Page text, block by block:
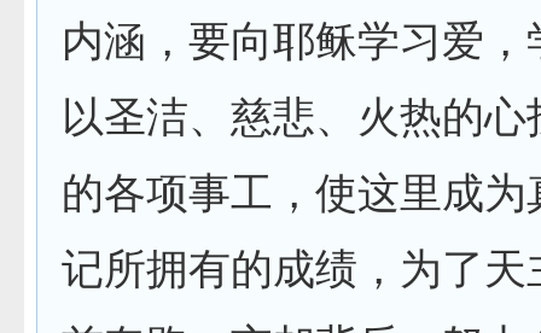
内涵，要向耶稣学习爱
以圣洁、慈悲、火热的
的各项事工，使这里成
记所拥有的成绩，为了